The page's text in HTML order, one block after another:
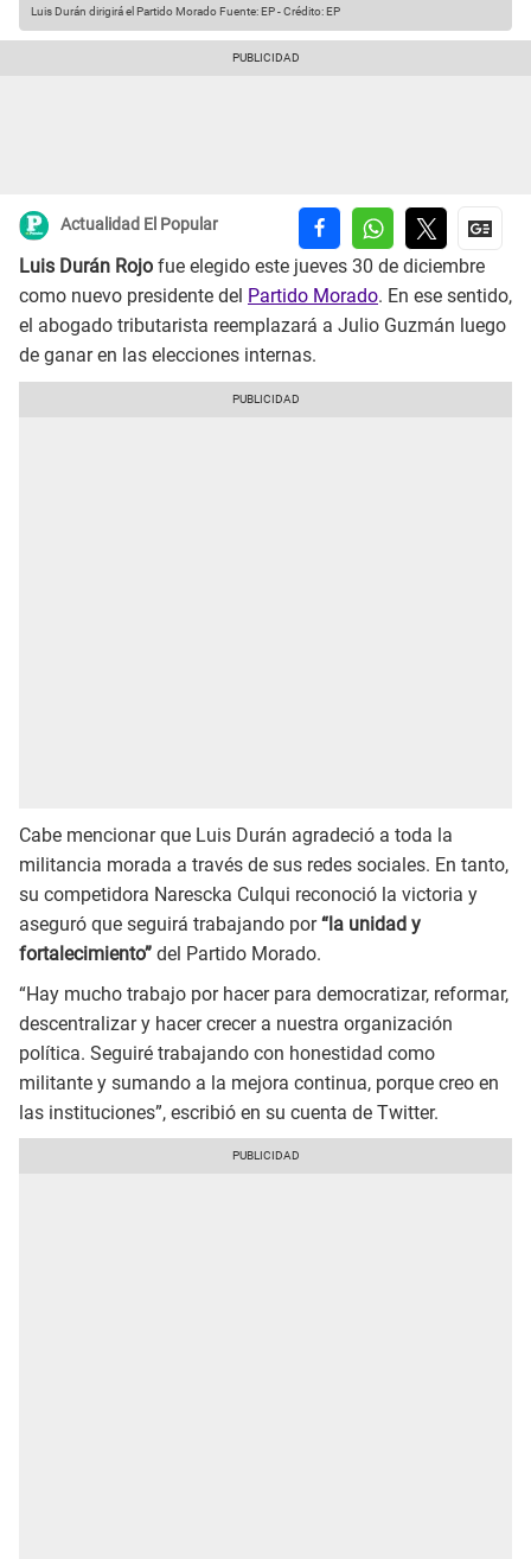
Luis Durán dirigirá el Partido MoradoFuente: EP-Crédito: EP
Actualidad El Popular
Luis Durán Rojo fue elegido este jueves 30 de diciembre
como nuevo presidente del Partido Morado. En ese sentido,
el abogado tributarista reemplazará a Julio Guzmán luego
de ganar en las elecciones internas.
Cabe mencionar que Luis Durán agradeció a toda la
militancia morada a través de sus redes sociales. En tanto,
su competidora Narescka Culqui reconoció la victoria y
aseguró que seguirá trabajando por“la unidad y
fortalecimiento” del Partido Morado.
“Hay mucho trabajo por hacer para democratizar, reformar,
descentralizar y hacer crecer a nuestra organización
política. Seguiré trabajando con honestidad como
militante y sumando a la mejora continua, porque creo en
las instituciones”, escribió en su cuenta de Twitter.